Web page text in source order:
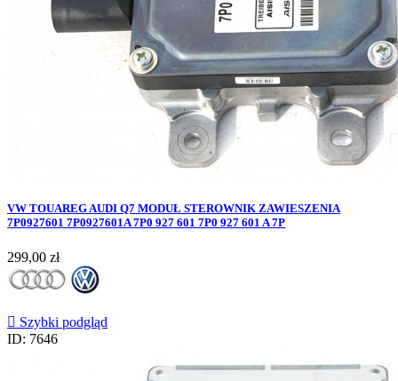
VW TOUAREG AUDI Q7 MODUŁ STEROWNIK ZAWIESZENIA
7P0927601 7P0927601A 7P0 927 601 7P0 927 601 A 7P
Cena
299,00 zł
 Szybki podgląd
ID: 7646